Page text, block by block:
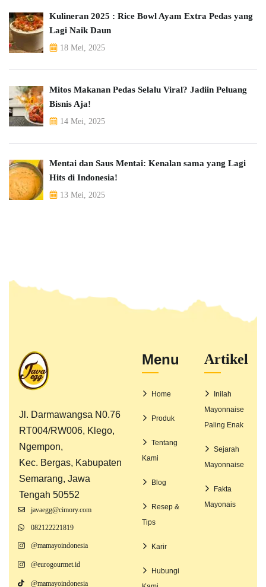
Kulineran 2025 : Rice Bowl Ayam Extra Pedas yang
Lagi Naik Daun
18 Mei, 2025
Mitos Makanan Pedas Selalu Viral? Jadiin Peluang
Bisnis Aja!
14 Mei, 2025
Mentai dan Saus Mentai: Kenalan sama yang Lagi
Hits di Indonesia!
13 Mei, 2025
Jl. Darmawangsa N0.76
RT004/RW006, Klego,
Ngempon,
Kec. Bergas, Kabupaten
Semarang, Jawa
Tengah 50552
javaegg@cimory.com
082122221819
@mamayoindonesia
@eurogourmet.id
@mamayoindonesia
Menu
Home
Produk
Tentang
Kami
Blog
Resep &
Tips
Karir
Hubungi
Artikel
Inilah
Mayonnaise
Paling Enak
Sejarah
Mayonnaise
Fakta
Mayonais